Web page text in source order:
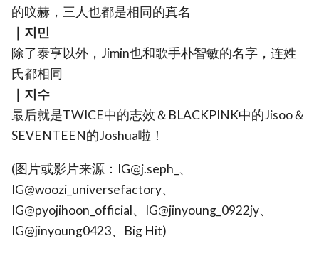
的旼赫，三人也都是相同的真名
｜지민
除了泰亨以外，Jimin也和歌手朴智敏的名字，连姓
氏都相同
｜지수
最后就是TWICE中的志效＆BLACKPINK中的Jisoo＆
SEVENTEEN的Joshua啦！
(图片或影片来源：IG@j.seph_、
IG@woozi_universefactory、
IG@pyojihoon_official、IG@jinyoung_0922jy、
IG@jinyoung0423、Big Hit)